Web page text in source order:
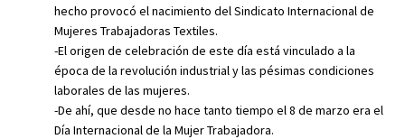
hecho provocó el nacimiento del Sindicato Internacional de
Mujeres Trabajadoras Textiles.
-El origen de celebración de este día está vinculado a la
época de la revolución industrial y las pésimas condiciones
laborales de las mujeres.
-De ahí, que desde no hace tanto tiempo el 8 de marzo era el
Día Internacional de la Mujer Trabajadora.